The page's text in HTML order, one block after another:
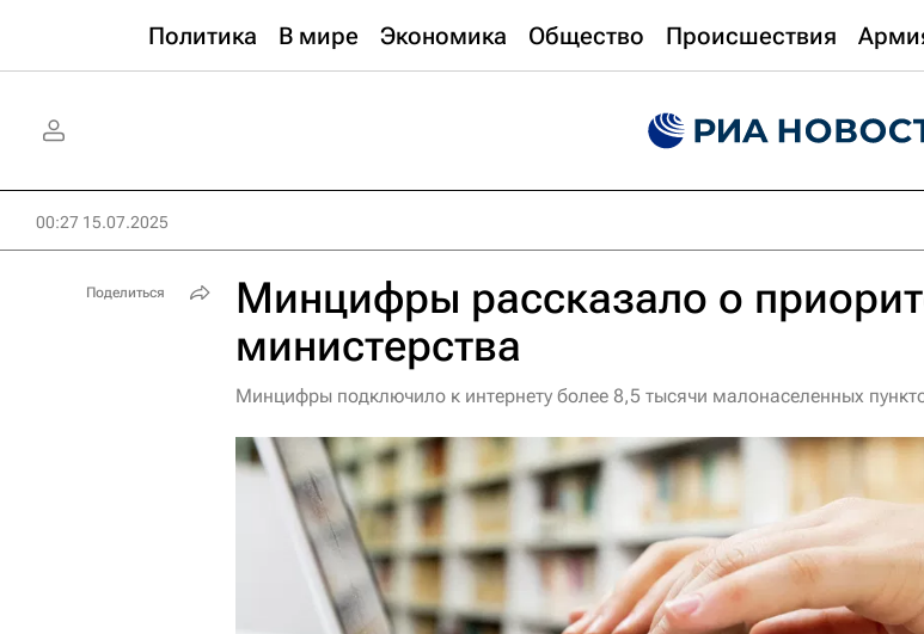
Политика В мире Экономика Общество Происшествия
00:27 15.07.2025
Минцифры рассказало о
министерства
Минцифры подключило к интернету более 8,5 тысячи малонаселенных
Поделиться